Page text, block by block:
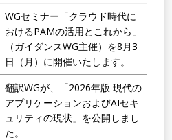
WGセミナー「クラウド時代に
おけるPAMの活用とこれから」
（ガイダンスWG主催）を8月3
日（月）に開催いたします。
翻訳WGが、「2026年版 現代の
アプリケーションおよびAIセキ
ュリティの現状」を公開しまし
た。